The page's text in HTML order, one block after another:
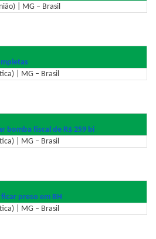
| MG – Brasil
| MG – Brasil
bomba fiscal de R$ 259 bi
| MG – Brasil
preso em BH
| MG – Brasil